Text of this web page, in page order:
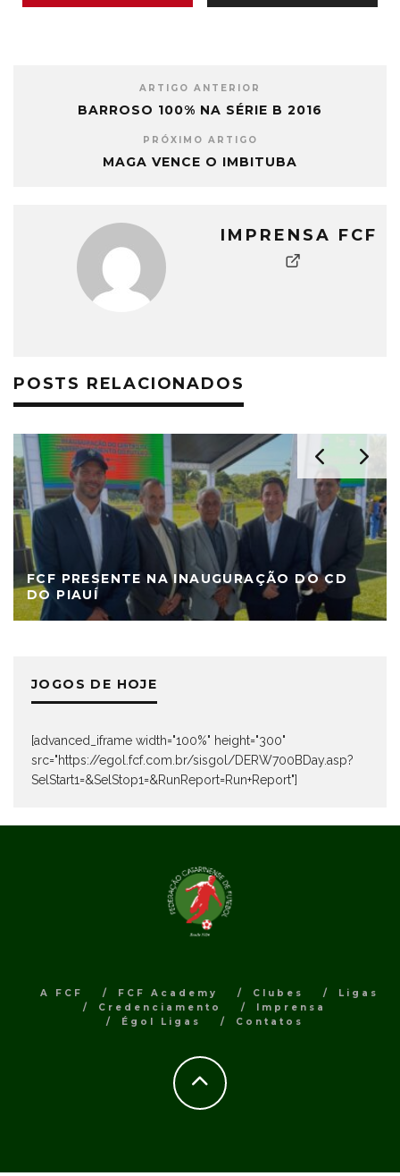
ARTIGO ANTERIOR
BARROSO 100% NA SÉRIE B 2016
PRÓXIMO ARTIGO
MAGA VENCE O IMBITUBA
IMPRENSA FCF
POSTS RELACIONADOS
FCF PRESENTE NA INAUGURAÇÃO DO CD
DO PIAUÍ
JOGOS DE HOJE
[advanced_iframe width="100%" height="300"
src="https://egol.fcf.com.br/sisgol/DERW700BDay.asp?
SelStart1=&SelStop1=&RunReport=Run+Report"]
A FCF FCF Academy Clubes
Ligas
Credenciamento
Imprensa
Égol Ligas
Contatos